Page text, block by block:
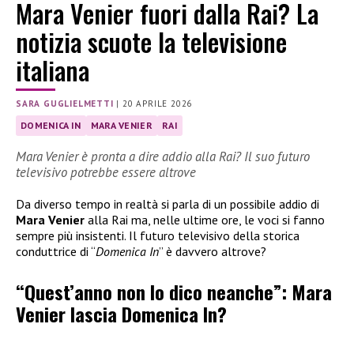
Mara Venier fuori dalla Rai? La
notizia scuote la televisione
italiana
SARA GUGLIELMETTI | 20 APRILE 2026
DOMENICA IN MARA VENIER RAI
Mara Venier è pronta a dire addio alla Rai? Il suo futuro
televisivo potrebbe essere altrove
Da diverso tempo in realtà si parla di un possibile addio di
Mara Venier alla Rai ma, nelle ultime ore, le voci si fanno
sempre più insistenti. Il futuro televisivo della storica
conduttrice di “Domenica In” è davvero altrove?
“Quest’anno non lo dico neanche”: Mara
Venier lascia Domenica In?